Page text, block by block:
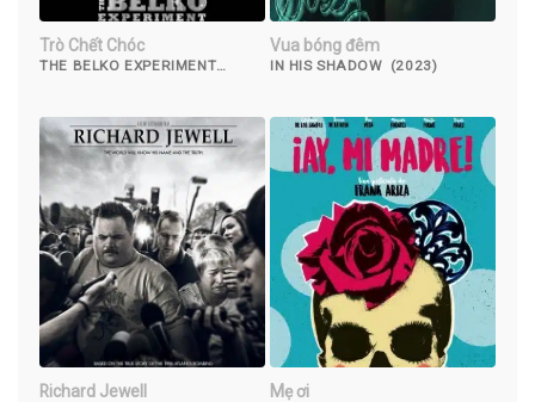
Trò Chết Chóc
THE BELKO EXPERIMENT
Vua bóng đêm
IN HIS SHADOW (2023)
Richard Jewell Mẹ ơi